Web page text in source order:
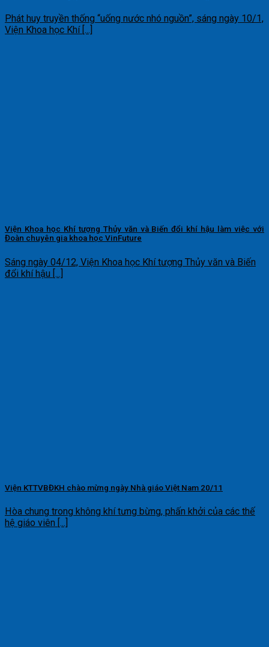
Phát huy truyền thống “uống nước nhó nguồn”, sáng ngày 10/1,
Viện Khoa học Khí [...]
Viện Khoa học Khí tượng Thủy văn và Biến đổi khí hậu làm việc với
Đoàn chuyên gia khoa học VinFuture
Sáng ngày 04/12, Viện Khoa học Khí tượng Thủy văn và Biến
đổi khí hậu [...]
Viện KTTVBĐKH chào mừng ngày Nhà giáo Việt Nam 20/11
Hòa chung trong không khí tưng bừng, phấn khởi của các thế
hệ giáo viên [...]